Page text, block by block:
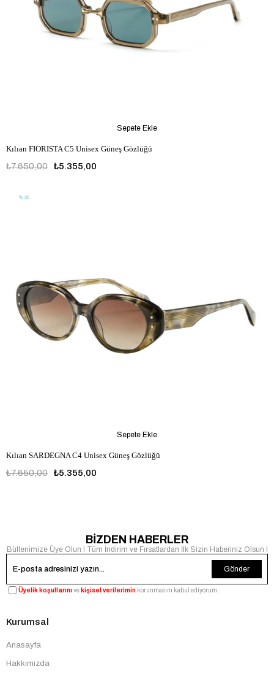
Kılıan FIORISTA C5 Unisex Güneş Gözlüğü
₺5.355,00
₺7.650,00
Sepete Ekle
Kılıan SARDEGNA C4 Unisex Güneş Gözlüğü
₺5.355,00
₺7.650,00
Sepete Ekle
%30
BİZDEN HABERLER
Bültenimize Üye Olun ! Tüm İndirim ve Fırsatlardan İlk Sizin Haberiniz Olsun !
Gönder
Üyelik koşullarınıve kişisel verilerimin korunmasını kabul ediyorum.
Kurumsal
Anasayfa
Hakkımızda